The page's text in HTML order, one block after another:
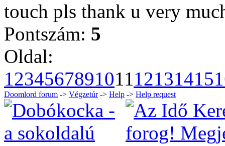
touch pls thank u very
Pontszám: 5
Oldal:
123456789101112131415
Doomlord forum -> Végzetúr-> Help -> Help request